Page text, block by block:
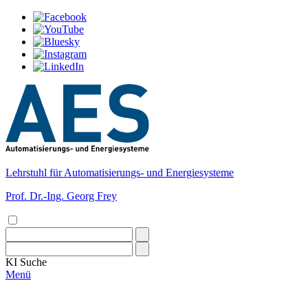
Lehrstuhl für Automatisierungs- und Energiesysteme
Prof. Dr.-Ing. Georg Frey
KI Suche
Menü